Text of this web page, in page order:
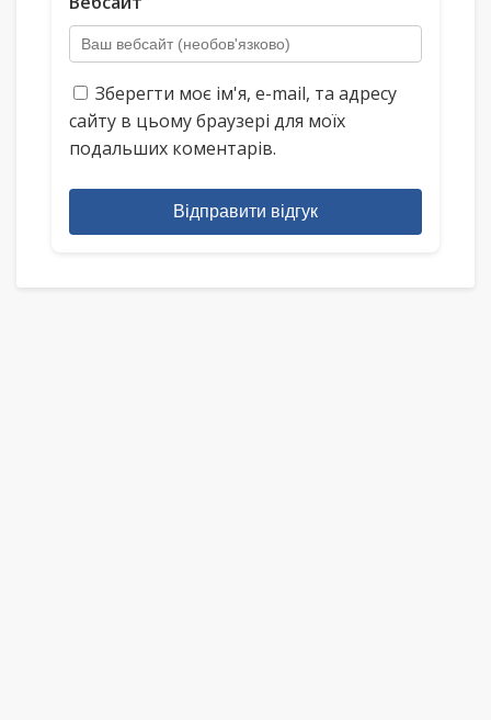
Зберегти моє ім'я, e-mail, та адресу
сайту в цьому браузері для моїх
подальших коментарів.
Відправити відгук